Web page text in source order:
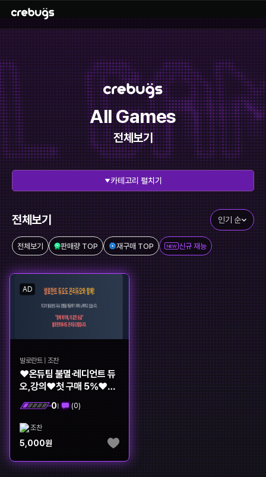
All Games
전체보기
에이펙스레전드
이터널리턴 스타크래프트
메이플스토리 FC온라인
롤토체스 오버워치
히어로즈오브스톰 배틀그라운드
서든어택 하스스톤
던전앤파이터 모바일게임
기타
펼치기
전체보기
전체보기 판매량 TOP 재구매 TOP NEW 신규 재능
인기 순
AD
발로란트| 조찬
❤️온듀팀 불멸·레디언트 듀
오,강의❤️첫 구매 5%❤️
10+1❤️
0| (0)
조찬
5,000원